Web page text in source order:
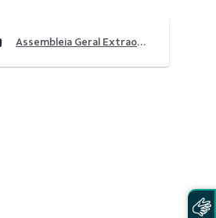
Assembleia Geral Extraordinária 2023